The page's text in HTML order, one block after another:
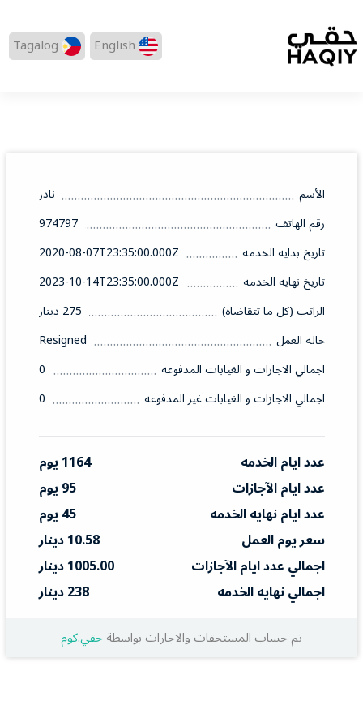
English
Tagalog
الأسم
نادر
رقم الهاتف
974797
تاريخ بدايه الخدمه
2020-08-07T23:35:00.000Z
تاريخ نهايه الخدمه
2023-10-14T23:35:00.000Z
الراتب (كل ما تتقاضاه)
275 دينار
حاله العمل
Resigned
اجمالي الاجازات و الغيابات المدفوعه
0
اجمالي الاجازات و الغيابات غير المدفوعه
0
عدد ايام الخدمه
1164 يوم
عدد ايام الآجازات
95 يوم
عدد ايام نهايه الخدمه
45 يوم
سعر يوم العمل
10.58 دينار
اجمالي عدد ايام الآجازات
1005.00 دينار
اجمالي نهايه الخدمه
238 دينار
تم حساب المستحقات والاجارات بواسطةحقي.كوم